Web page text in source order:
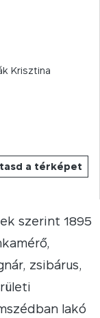
a térképet
Krisztina
szerint 1895
zsibárus,
lakó